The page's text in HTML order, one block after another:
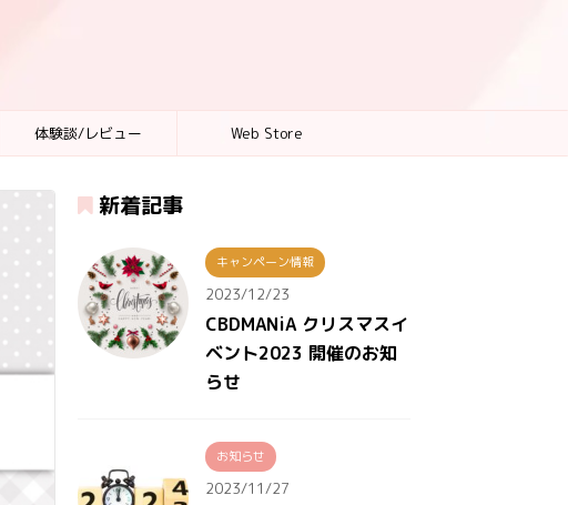
体験談/レビュー Web Store
新着記事
キャンペーン情報
2023/12/23
CBDMANiA クリスマスイ
ベント2023 開催のお知
らせ
お知らせ
2023/11/27